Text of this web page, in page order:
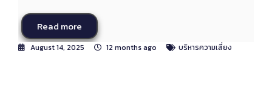
Read more
August 14, 2025 12 months ago บริหารความเสี่ยง